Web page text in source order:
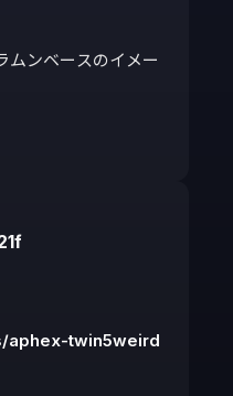
ムンベースのイメー
aphex-twin5weird